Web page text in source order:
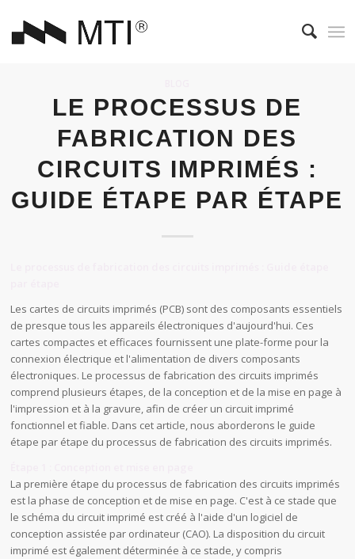
LE PROCESSUS DE
FABRICATION DES
CIRCUITS IMPRIMÉS :
GUIDE ÉTAPE PAR ÉTAPE
Les cartes de circuits imprimés (PCB) sont des composants essentiels
de presque tous les appareils électroniques d'aujourd'hui. Ces
cartes compactes et efficaces fournissent une plate-forme pour la
connexion électrique et l'alimentation de divers composants
électroniques. Le processus de fabrication des circuits imprimés
comprend plusieurs étapes, de la conception et de la mise en page à
l'impression et à la gravure, afin de créer un circuit imprimé
fonctionnel et fiable. Dans cet article, nous aborderons le guide
étape par étape du processus de fabrication des circuits imprimés.
La première étape du processus de fabrication des circuits imprimés
est la phase de conception et de mise en page. C'est à ce stade que
le schéma du circuit imprimé est créé à l'aide d'un logiciel de
conception assistée par ordinateur (CAO). La disposition du circuit
imprimé est également déterminée à ce stade, y compris